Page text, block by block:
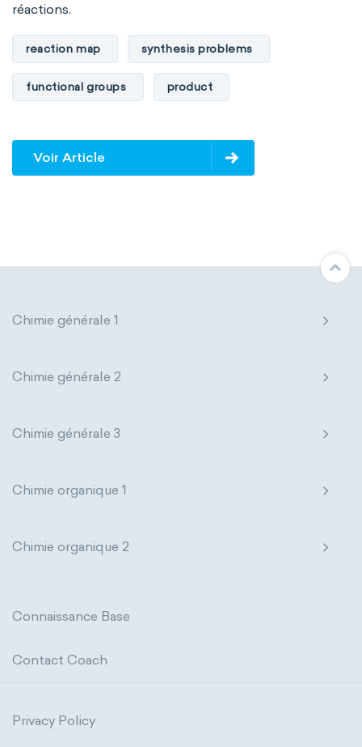
réactions.
reaction map synthesis problems
functional groups product
Voir Article
Chimie générale 1
Chimie générale 2
Chimie générale 3
Chimie organique 1
Chimie organique 2
Connaissance Base
Contact Coach
Privacy Policy